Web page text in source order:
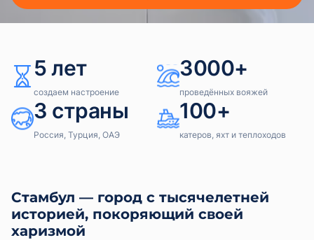
5 лет
создаем настроение
3000+
проведённых вояжей
3 страны
Россия, Турция, ОАЭ
100+
катеров, яхт и теплоходов
Стамбул — город с тысячелетней
историей, покоряющий своей
харизмой